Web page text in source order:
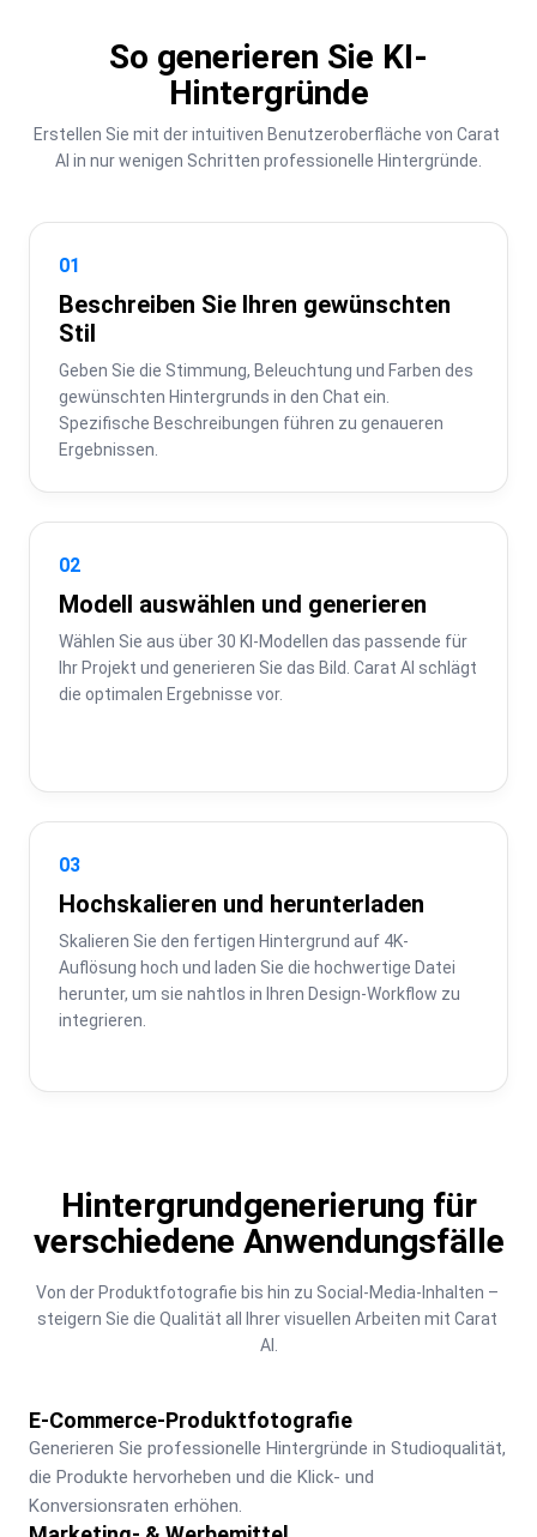
So generieren Sie KI-
Hintergründe
Erstellen Sie mit der intuitiven Benutzeroberfläche von Carat
AI in nur wenigen Schritten professionelle Hintergründe.
01
Beschreiben Sie Ihren gewünschten
Stil
Geben Sie die Stimmung, Beleuchtung und Farben des
gewünschten Hintergrunds in den Chat ein.
Spezifische Beschreibungen führen zu genaueren
Ergebnissen.
02
Modell auswählen und generieren
Wählen Sie aus über 30 KI-Modellen das passende für
Ihr Projekt und generieren Sie das Bild. Carat AI schlägt
die optimalen Ergebnisse vor.
03
Hochskalieren und herunterladen
Skalieren Sie den fertigen Hintergrund auf 4K-
Auflösung hoch und laden Sie die hochwertige Datei
herunter, um sie nahtlos in Ihren Design-Workflow zu
integrieren.
Hintergrundgenerierung für
verschiedene Anwendungsfälle
Von der Produktfotografie bis hin zu Social-Media-Inhalten –
steigern Sie die Qualität all Ihrer visuellen Arbeiten mit Carat
AI.
E-Commerce-Produktfotografie
Generieren Sie professionelle Hintergründe in Studioqualität,
die Produkte hervorheben und die Klick- und
Konversionsraten erhöhen.